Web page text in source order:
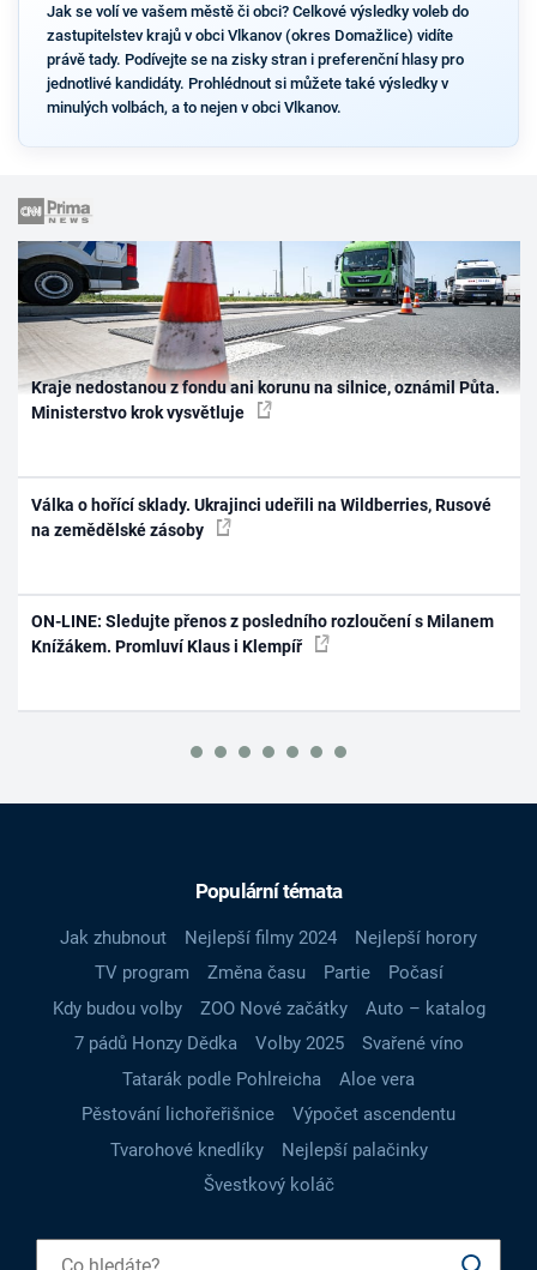
Jak se volí ve vašem městě či obci? Celkové výsledky voleb do
zastupitelstev krajů v obci Vlkanov (okres Domažlice) vidíte
právě tady. Podívejte se na zisky stran i preferenční hlasy pro
jednotlivé kandidáty. Prohlédnout si můžete také výsledky v
minulých volbách, a to nejen v obci Vlkanov.
Kraje nedostanou z fondu ani korunu na silnice, oznámil Půta.
Ministerstvo krok vysvětluje
Válka o hořící sklady. Ukrajinci udeřili na Wildberries, Rusové
na zemědělské zásoby
ON-LINE: Sledujte přenos z posledního rozloučení s Milanem
Knížákem. Promluví Klaus i Klempíř
Populární témata
Jak zhubnout Nejlepší filmy 2024
Nejlepší horory
TV program
Změna času Partie
Počasí
Kdy budou volby
ZOO Nové začátky
Auto – katalog
7 pádů Honzy Dědka
Volby 2025
Svařené víno
Tatarák podle Pohlreicha
Aloe vera
Pěstování lichořeřišnice
Výpočet ascendentu
Tvarohové knedlíky
Nejlepší palačinky
Švestkový koláč